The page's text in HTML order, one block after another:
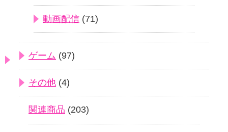
動画配信 (71)
ゲーム (97)
その他 (4)
関連商品 (203)